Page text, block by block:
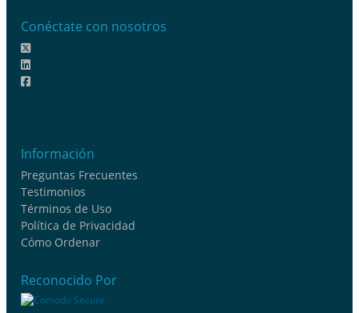
Conéctate con nosotros
Información
Preguntas Frecuentes
Testimonios
Términos de Uso
Política de Privacidad
Cómo Ordenar
Reconocido Por